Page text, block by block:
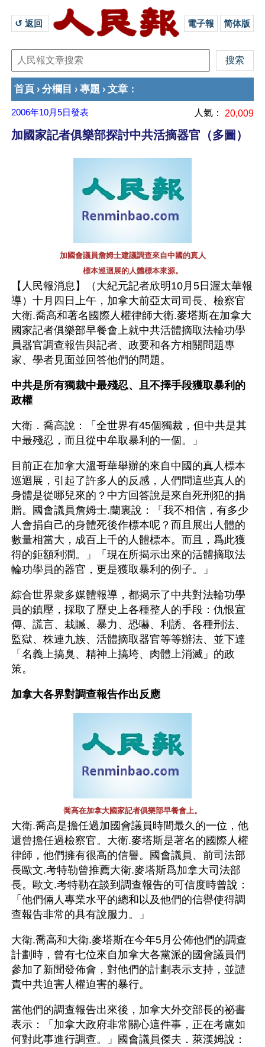
↺ 返回 電子報 简体版
首頁 › 分欄目 › 專題 › 文章 ：
2006年10月5日發表 人氣： 20,009
加國家記者俱樂部探討中共活摘器官（多圖）
加國會議員詹姆士建議調查來自中國的真人
標本巡迴展的人體標本來源。
【人民報消息】（大紀元記者欣明10月5日渥太華報
導）十月四日上午，加拿大前亞太司司長、檢察官
大衛.喬高和著名國際人權律師大衛.麥塔斯在加拿大
國家記者俱樂部早餐會上就中共活體摘取法輪功學
員器官調查報告與記者、政要和各方相關問題專
家、學者見面並回答他們的問題。
中共是所有獨裁中最殘忍、且不擇手段獲取暴利的
政權
大衛．喬高說：「全世界有45個獨裁，但中共是其
中最殘忍，而且從中牟取暴利的一個。」
目前正在加拿大溫哥華舉辦的來自中國的真人標本
巡迴展，引起了許多人的反感，人們問這些真人的
身體是從哪兒來的？中方回答說是來自死刑犯的捐
贈。國會議員詹姆士.蘭裏說：「我不相信，有多少
人會捐自己的身體死後作標本呢？而且展出人體的
數量相當大，成百上千的人體標本。而且，爲此獲
得的鉅額利潤。」「現在所揭示出來的活體摘取法
輪功學員的器官，更是獲取暴利的例子。」
綜合世界衆多媒體報導，都揭示了中共對法輪功學
員的鎮壓，採取了歷史上各種整人的手段：仇恨宣
傳、謊言、栽贓、暴力、恐嚇、利誘、各種刑法、
監獄、株連九族、活體摘取器官等等辦法、並下達
「名義上搞臭、精神上搞垮、肉體上消滅」的政
策。
加拿大各界對調查報告作出反應
喬高在加拿大國家記者俱樂部早餐會上。
大衛.喬高是擔任過加國會議員時間最久的一位，他
還曾擔任過檢察官。大衛.麥塔斯是著名的國際人權
律師，他們擁有很高的信譽。國會議員、前司法部
長歐文.考特勒曾推薦大衛.麥塔斯爲加拿大司法部
長。歐文.考特勒在談到調查報告的可信度時曾說：
「他們倆人專業水平的總和以及他們的信譽使得調
查報告非常的具有說服力。」
大衛.喬高和大衛.麥塔斯在今年5月公佈他們的調查
計劃時，曾有七位來自加拿大各黨派的國會議員們
參加了新聞發佈會，對他們的計劃表示支持，並譴
責中共迫害人權迫害的暴行。
當他們的調查報告出來後，加拿大外交部長的祕書
表示：「加拿大政府非常關心這件事，正在考慮如
何對此事進行調查。」國會議員傑夫．萊漢姆說：